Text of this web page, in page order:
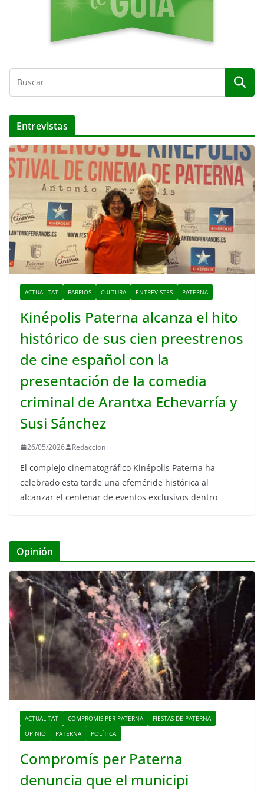
Entrevistas
ACTUALITAT BARRIOS CULTURA ENTREVISTES PATERNA
Kinépolis Paterna alcanza el hito
histórico de sus cien preestrenos
de cine español con la
presentación de la comedia
criminal de Arantxa Echevarría y
Susi Sánchez
26/05/2026 Redaccion
El complejo cinematográfico Kinépolis Paterna ha
celebrado esta tarde una efeméride histórica al
alcanzar el centenar de eventos exclusivos dentro
Opinión
ACTUALITAT COMPROMIS PER PATERNA
FIESTAS DE PATERNA
OPINIÓ
PATERNA POLÍTICA
Compromís per Paterna
denuncia que el municipi